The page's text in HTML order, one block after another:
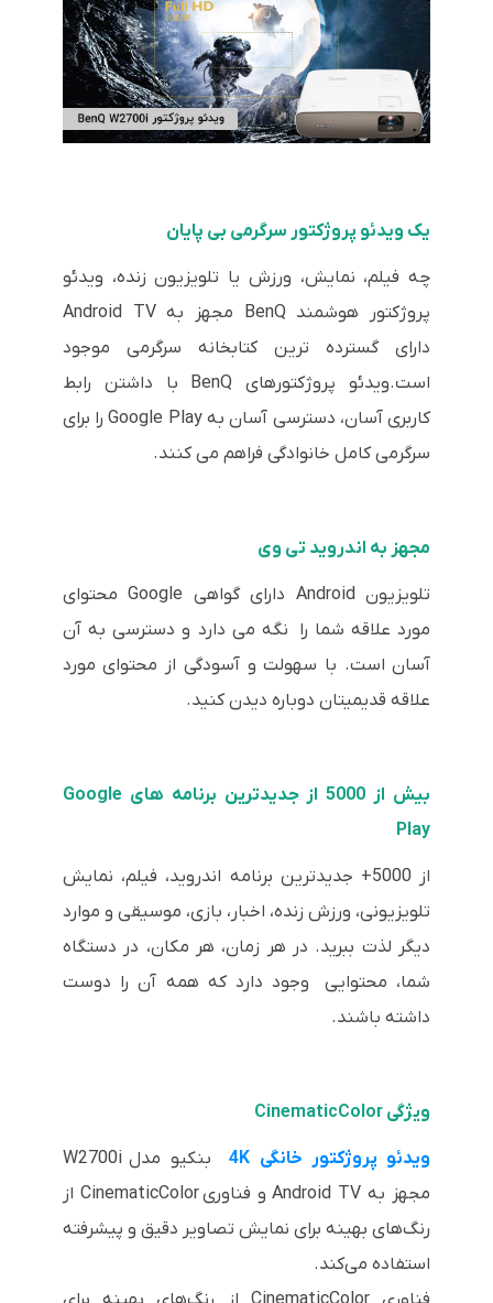
یک ویدئو پروژکتور سرگرمی بی پایان
چه فیلم، نمایش، ورزش یا تلویزیون زنده، ویدئو
پروژکتور هوشمند BenQ مجهز به Android TV
دارای گسترده ترین کتابخانه سرگرمی موجود
است.ویدئو پروژکتورهای BenQ با داشتن رابط
کاربری آسان، دسترسی آسان به Google Play را برای
سرگرمی کامل خانوادگی فراهم می کنند.
مجهز به اندروید تی وی
تلویزیون Android دارای گواهی Google محتوای
مورد علاقه شما را نگه می دارد و دسترسی به آن
آسان است. با سهولت و آسودگی از محتوای مورد
علاقه قدیمیتان دوباره دیدن کنید.
بیش از 5000 از جدیدترین برنامه های Google
Play
از 5000+ جدیدترین برنامه اندروید، فیلم، نمایش
تلویزیونی، ورزش زنده، اخبار، بازی، موسیقی و موارد
دیگر لذت ببرید. در هر زمان، هر مکان، در دستگاه‌
شما، محتوایی وجود دارد که همه آن را دوست
داشته باشند.
ویژگی CinematicColor
ویدئو پروژکتور خانگی 4K بنکیو مدلW2700i
مجهز به Android TV و فناوری CinematicColor از
رنگ‌های بهینه برای نمایش تصاویر دقیق و پیشرفته
استفاده می‌کند.